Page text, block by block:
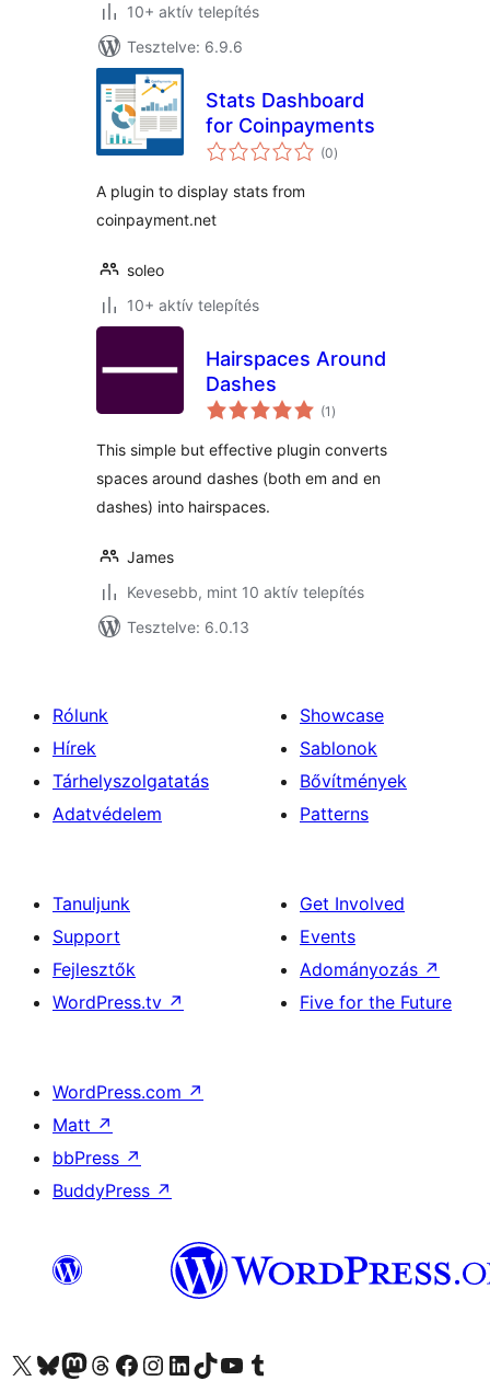
10+ aktív telepítés
Tesztelve: 6.9.6
Stats Dashboard
for Coinpayments
(0értékelés
összesen
)
A plugin to display stats from
coinpayment.net
soleo
10+ aktív telepítés
Hairspaces Around
Dashes
(1 értékelés
összesen
)
This simple but effective plugin converts
spaces around dashes (both em and en
dashes) into hairspaces.
James
Kevesebb, mint 10 aktív telepítés
Tesztelve: 6.0.13
Rólunk
Hírek
Tárhelyszolgatatás
Adatvédelem
Showcase
Sablonok
Bővítmények
Patterns
Tanuljunk
Support
Fejlesztők
WordPress.tv ↗
Get Involved
Events
Adományozás ↗
Five for the Future
WordPress.com ↗
Matt ↗
bbPress ↗
BuddyPress ↗
Visit our X (formerly Twitter) account
Visit our Bluesky account
Twitter csatornánk
Visit our Threads account
Facebook oldalunk megtekintése
Visit our Instagram account
Visit our LinkedIn account
Visit our TikTok account
Visit our YouTube channel
Visit our Tumblr account